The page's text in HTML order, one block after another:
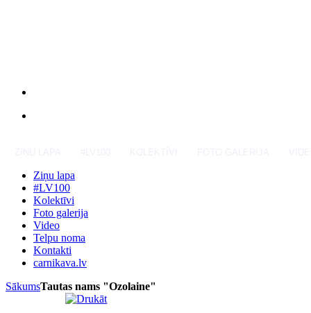
Ziņu lapa
#LV100
Kolektīvi
Foto galerija
Video
Telpu noma
Kontakti
carnikava.lv
SākumsTautas nams "Ozolaine"